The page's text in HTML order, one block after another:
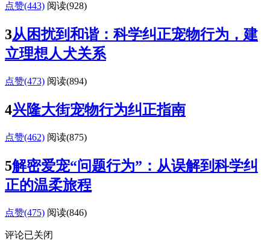
点赞(443) 阅读(928)
3从困扰到和谐：科学纠正宠物行为，建
立理想人犬关系
点赞(473) 阅读(894)
4兴隆大街宠物行为纠正指南
点赞(462) 阅读(875)
5解密爱宠“问题行为”：从误解到科学纠
正的温柔旅程
点赞(475) 阅读(846)
评论已关闭